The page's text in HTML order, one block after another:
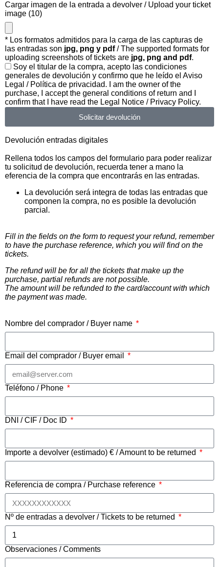
Cargar imagen de la entrada a devolver / Upload your ticket
image (10)
* Los formatos admitidos para la carga de las capturas de
las entradas son jpg, png y pdf/ The supported formats for
uploading screenshots of tickets are jpg, png and pdf.
Soy el titular de la compra, acepto las condiciones
generales de devolución y confirmo que he leído el Aviso
Legal / Política de privacidad. I am the owner of the
purchase, I accept the general conditions of return and I
confirm that I have read the Legal Notice / Privacy Policy.
Solicitar devolución
Devolución entradas digitales
Rellena todos los campos del formulario para poder realizar
tu solicitud de devolución, recuerda tener a mano la
eferencia de la compra que encontrarás en las entradas.
La devolución será integra de todas las entradas que
componen la compra, no es posible la devolución
parcial.
Fill in the fields on the form to request your refund, remember
to have the purchase reference, which you will find on the
tickets.
The refund will be for all the tickets that make up the
purchase, partial refunds are not possible.
The amount will be refunded to the card/account with which
the payment was made.
Nombre del comprador / Buyer name
Email del comprador / Buyer email
Teléfono / Phone
DNI / CIF / Doc ID
Importe a devolver (estimado) € / Amount to be returned
Referencia de compra / Purchase reference
Nº de entradas a devolver / Tickets to be returned
Observaciones / Comments